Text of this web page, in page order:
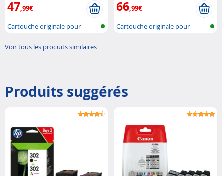
47,99€
Cartouche originale pour
66,99€
Cartouche originale pour
Voir tous les produits similaires
Produits suggérés